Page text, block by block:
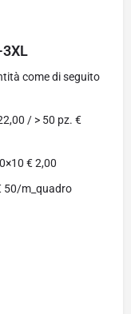
come di seguito
/ > 50 pz. €
€ 2,00
50/m_quadro